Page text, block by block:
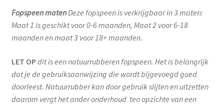
Fopspeen matenDeze fopspeen is verkrijgbaar in 3 maten:
Maat 1 is geschikt voor 0-6 maanden, Maat 2 voor 6-18
maanden en maat 3 voor 18+ maanden.
LET OP dit is een natuurrubberen fopspeen. Het is belangrijk
dat je de gebruiksaanwijzing die wordt bijgevoegd goed
doorleest. Natuurrubber kan door gebruik slijten en uitzetten
daarom vergt het ander onderhoud ten opzichte van een